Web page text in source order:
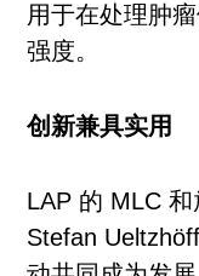
用于在处理肿
强度。
创新兼具实用
LAP 的 MLC
Stefan